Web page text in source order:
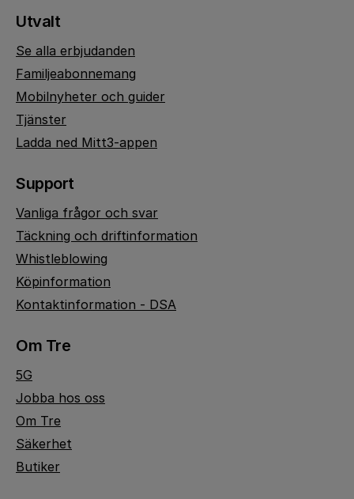
Utvalt
Se alla erbjudanden
Familjeabonnemang
Mobilnyheter och guider
Tjänster
Ladda ned Mitt3-appen
Support
Vanliga frågor och svar
Täckning och driftinformation
Whistleblowing
Köpinformation
Kontaktinformation - DSA
Om Tre
5G
Jobba hos oss
Om Tre
Säkerhet
Butiker